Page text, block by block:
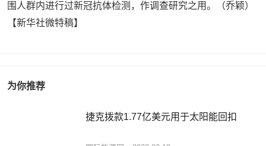
围人群内进行过新冠抗体检测，作调查研究之用。（乔颖）
【新华社微特稿】
为你推荐
捷克拨款1.77亿美元用于太阳能回扣